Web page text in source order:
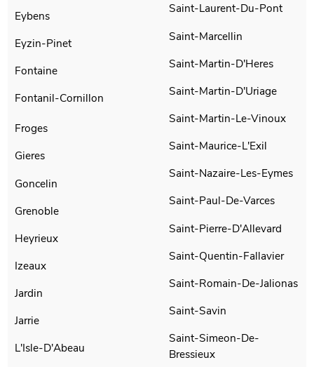
Eybens
Eyzin-Pinet
Fontaine
Fontanil-Cornillon
Froges
Gieres
Goncelin
Grenoble
Heyrieux
Izeaux
Jardin
Jarrie
L'Isle-D'Abeau
Saint-Laurent-Du-Pont
Saint-Marcellin
Saint-Martin-D'Heres
Saint-Martin-D'Uriage
Saint-Martin-Le-Vinoux
Saint-Maurice-L'Exil
Saint-Nazaire-Les-Eymes
Saint-Paul-De-Varces
Saint-Pierre-D'Allevard
Saint-Quentin-Fallavier
Saint-Romain-De-Jalionas
Saint-Savin
Saint-Simeon-De-
Bressieux